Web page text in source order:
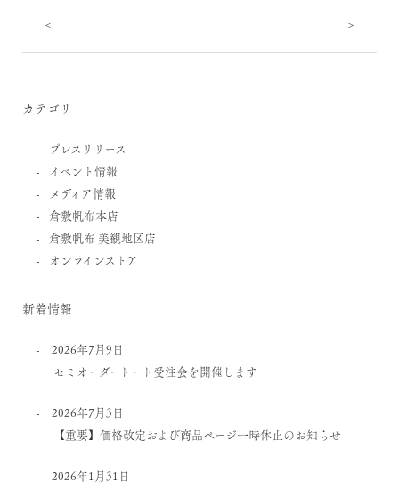
< >
カテゴリ
プレスリリース
イベント情報
メディア情報
倉敷帆布本店
倉敷帆布 美観地区店
オンラインストア
新着情報
2026年7月9日
セミオーダートート受注会を開催します
2026年7月3日
【重要】価格改定および商品ページ一時休止のお知らせ
2026年1月31日